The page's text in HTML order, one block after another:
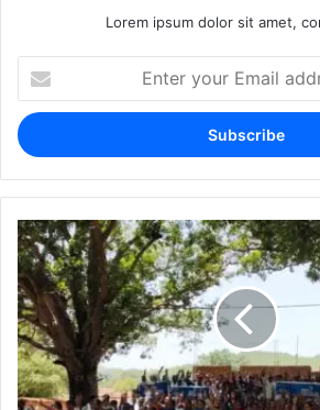
Lorem ipsum dolor sit amet,